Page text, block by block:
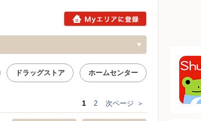
ドラッグストア ホームセンター
1 2 次ページ ＞